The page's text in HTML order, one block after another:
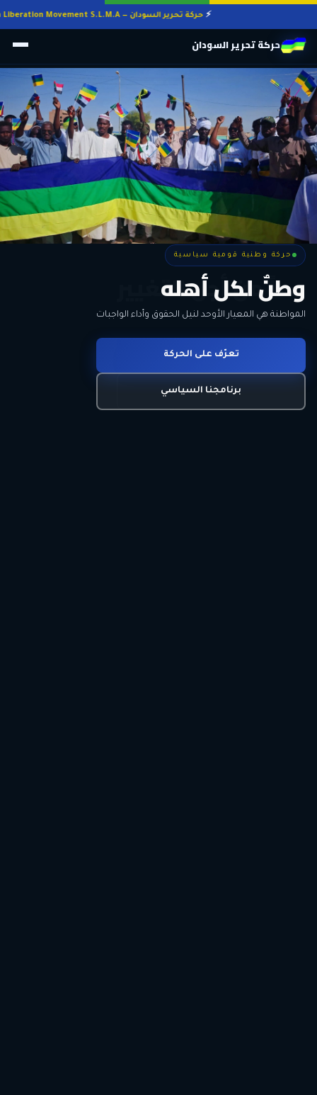
حركة تحرير السودان — Sudan Liberation Movement S.L.M.A
حركة تحرير السودان
حركة وطنية قومية سياسية
وطنٌ لكل أهله
المواطنة هي المعيار الأوحد لنيل الحقوق وأداء الواجبات
تعرّف على الحركة
برنامجنا السياسي
حركة وطنية قومية سياسية
معاً من أجل التغيير
الحرية • الوحدة • السلام • الديمقراطية
انضم للحركة
اتصل بنا